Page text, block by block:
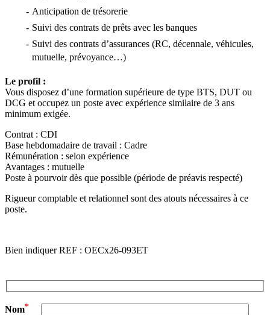
Anticipation de trésorerie
Suivi des contrats de prêts avec les banques
Suivi des contrats d’assurances (RC, décennale, véhicules,
mutuelle, prévoyance…)
Le profil :
Vous disposez d’une formation supérieure de type BTS, DUT ou
DCG et occupez un poste avec expérience similaire de 3 ans
minimum exigée.
Contrat : CDI
Base hebdomadaire de travail : Cadre
Rémunération : selon expérience
Avantages : mutuelle
Poste à pourvoir dès que possible (période de préavis respecté)
Rigueur comptable et relationnel sont des atouts nécessaires à ce
poste.
Bien indiquer REF : OECx26-093ET
Nom*